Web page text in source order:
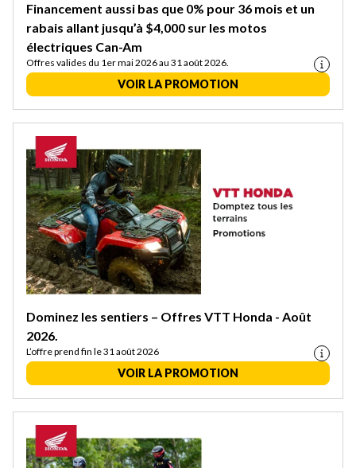
Financement aussi bas que 0% pour 36 mois et un
rabais allant jusqu’à $4,000 sur les motos
électriques Can-Am
Offres valides du 1er mai 2026 au 31 août 2026.
VOIR LA PROMOTION
Dominez les sentiers – Offres VTT Honda - Août
2026.
L’offre prend fin le 31 août 2026
VOIR LA PROMOTION